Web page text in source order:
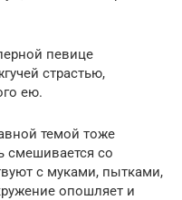
певице
страстью,
ею.
темой тоже
смешивается со
с муками, пытками,
опошляет и